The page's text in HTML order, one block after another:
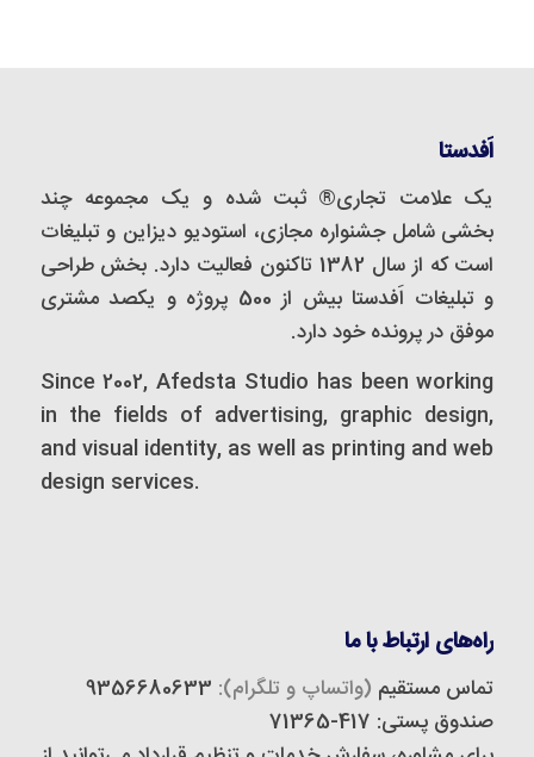
اَفدستا
یک علامت تجاری® ثبت شده و یک مجموعه‌ چند
بخشی شامل جشنواره مجازی، استودیو دیزاین و تبلیغات
است که از سال 1382 تاکنون فعالیت دارد. بخش طراحی
و تبلیغات اَفدستا بیش از 500 پروژه و یکصد مشتری
موفق در پرونده خود دارد.
Since 2002, Afedsta Studio has been working
in the fields of advertising, graphic design,
and visual identity, as well as printing and web
design services.
راه‌های ارتباط با ما
تماس مستقیم (واتساپ و تلگرام):
صندوق پستی: 417-71365